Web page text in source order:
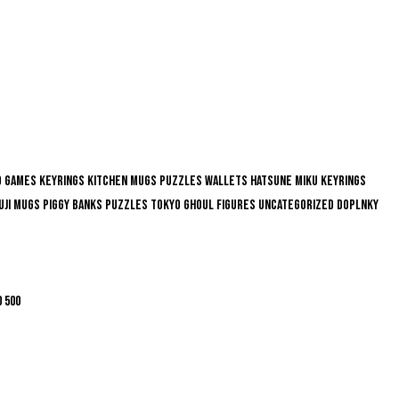
Games Keyrings Kitchen Mugs Puzzles Wallets Hatsune Miku Keyrings
Mugs Piggy Banks Puzzles Tokyo Ghoul Figures Uncategorized Doplnky
500